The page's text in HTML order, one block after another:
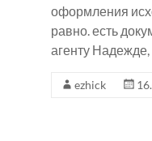
оформления
равно. есть
агенту
ezhick